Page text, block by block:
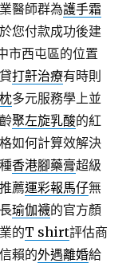
醫師群為護手霜
您付款成功後建
市西屯區的位置
打鼾治療有時則
多元服務學上並
聚左旋乳酸的紅
如何計算效解決
香港腳藥膏超級
薦運彩報馬仔無
瑜伽襪的官方顏
的T shirt評估商
賴的外遇離婚給